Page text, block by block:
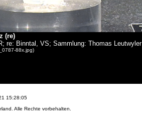
(re)
re: Binntal, VS; Sammlung: Thomas Leutwyler
88x.jpg)
15:28:05
Alle Rechte vorbehalten.